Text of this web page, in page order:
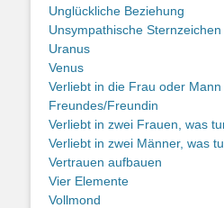
Unglückliche Beziehung
Unsympathische Sternzeichen
Uranus
Venus
Verliebt in die Frau oder
Freundes/Freundin
Verliebt in zwei Frauen, was
Verliebt in zwei Männer, was
Vertrauen aufbauen
Vier Elemente
Vollmond